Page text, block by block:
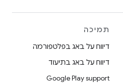
תמיכה
דיווח על באג בפלטפורמה
דיווח על באג בתיעוד
Google Play support